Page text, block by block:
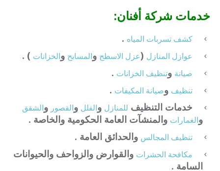
خدمات شركة أفنان:
كشف تسربات المياه .
عوازل المنازل (عزل الاسطح والمسابح والخزانات ) .
صيانة وتنظيف الخزانات .
تنظيف وصيانة المكيفات .
خدمات التنظيف للمنازل والفلل والقصور والشقق
والعمارات والمنشآت العامة الحكومية والخاصة .
تنظيف المجالس والحدائق العامة .
مكافحة الحشرات والقوارض والزواحف والحيوانات
السامة .